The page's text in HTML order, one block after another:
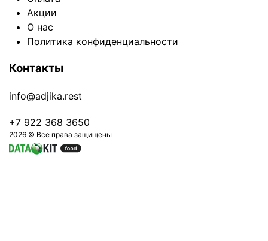
Акции
О нас
Политика конфиденциальности
Контакты
info@adjika.rest
+7 922 368 3650
2026 © Все права защищены